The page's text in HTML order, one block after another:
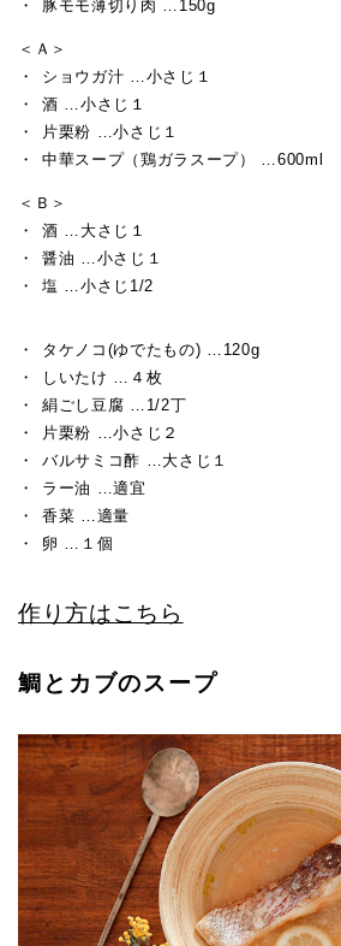
豚モモ薄切り肉 …150g
＜Ａ＞
ショウガ汁 …小さじ１
酒 …小さじ１
片栗粉 …小さじ１
中華スープ（鶏ガラスープ） …600ml
＜Ｂ＞
酒 …大さじ１
醤油 …小さじ１
塩 …小さじ1/2
タケノコ(ゆでたもの) …120g
しいたけ …４枚
絹ごし豆腐 …1/2丁
片栗粉 …小さじ２
バルサミコ酢 …大さじ１
ラー油 …適宜
香菜 …適量
卵 …１個
作り方はこちら
鯛とカブのスープ